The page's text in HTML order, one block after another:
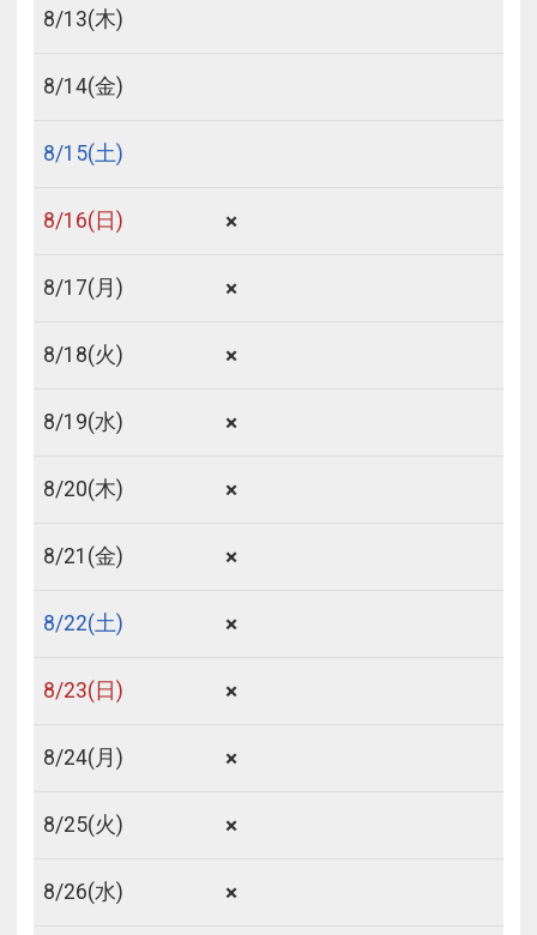
8/13(木)
8/14(金)
8/15(土)
8/16(日) ×
8/17(月) ×
8/18(火) ×
8/19(水) ×
8/20(木) ×
8/21 (金) ×
8/22(土) ×
8/23(日) ×
8/24(月) ×
8/25(火) ×
8/26(水) ×